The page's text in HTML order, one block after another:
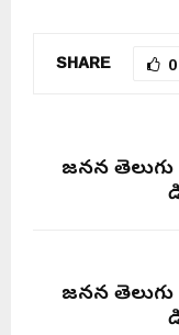
SHARE 0
జనసేన
జనసేన